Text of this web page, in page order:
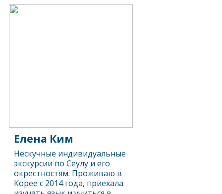
Елена Ким
Нескучные индивидуальные
экскурсии по Сеулу и его
окрестностям. Проживаю в
Корее с 2014 года, приехала